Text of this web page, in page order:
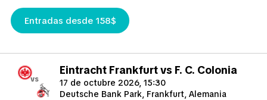
Además, aparte de los eventos deportivos, el
Waldstadion/Deutsche Bank Park ha acogido conciertos de
Band, The Rolling Stones, U2 y Guns N’ Roses, ampliando así
su diversa oferta de eventos y entretenimiento.
Entradas desde 158$
vs
Eintracht Frankfurt vs F. C. Colonia
17 de octubre 2026, 15:30
Deutsche Bank Park, Frankfurt, Alemania